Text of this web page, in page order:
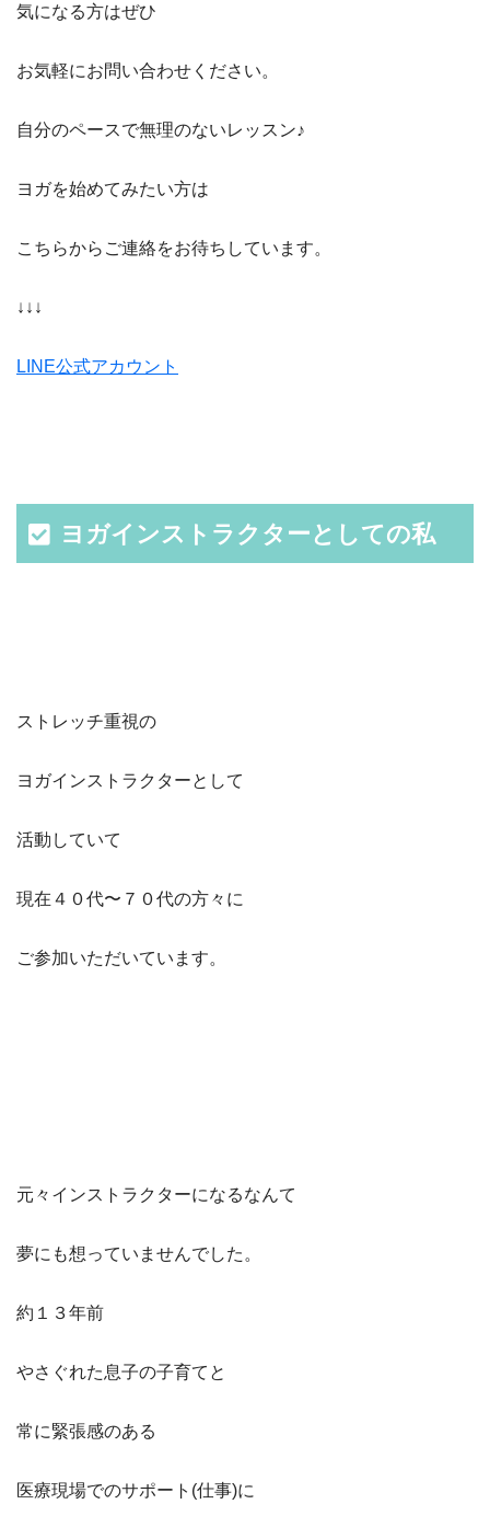
気になる方はぜひ
お気軽にお問い合わせください。
自分のペースで無理のないレッスン♪
ヨガを始めてみたい方は
こちらからご連絡をお待ちしています。
↓↓↓
LINE公式アカウント
ヨガインストラクターとしての私
ストレッチ重視の
ヨガインストラクターとして
活動していて
現在４０代〜７０代の方々に
ご参加いただいています。
元々インストラクターになるなんて
夢にも想っていませんでした。
約１３年前
やさぐれた息子の子育てと
常に緊張感のある
医療現場でのサポート(仕事)に